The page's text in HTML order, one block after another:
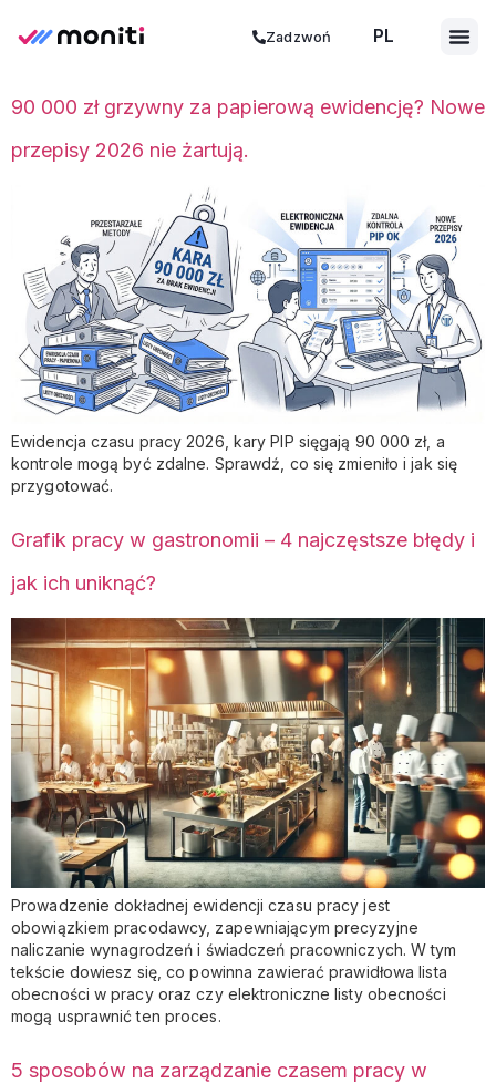
Zadzwoń PL
ES
90 000 zł grzywny za papierową ewidencję? Nowe
przepisy 2026 nie żartują.
Ewidencja czasu pracy 2026, kary PIP sięgają 90 000 zł, a
kontrole mogą być zdalne. Sprawdź, co się zmieniło i jak się
przygotować.
Grafik pracy w gastronomii – 4 najczęstsze błędy i
jak ich uniknąć?
Prowadzenie dokładnej ewidencji czasu pracy jest
obowiązkiem pracodawcy, zapewniającym precyzyjne
naliczanie wynagrodzeń i świadczeń pracowniczych. W tym
tekście dowiesz się, co powinna zawierać prawidłowa lista
obecności w pracy oraz czy elektroniczne listy obecności
mogą usprawnić ten proces.
5 sposobów na zarządzanie czasem pracy w